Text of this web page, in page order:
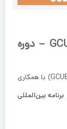
فراخوان بورسیه تحصیلی GCUB-Mob – دوره
گروه همکاری‌های بین‌المللی دانشگاه‌های برزیل (GCUB) با همکاری
برنامه بین‌المللی